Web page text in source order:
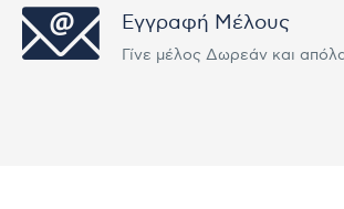
Εγγραφή Μέλους
Γίνε μέλος Δωρεάν και